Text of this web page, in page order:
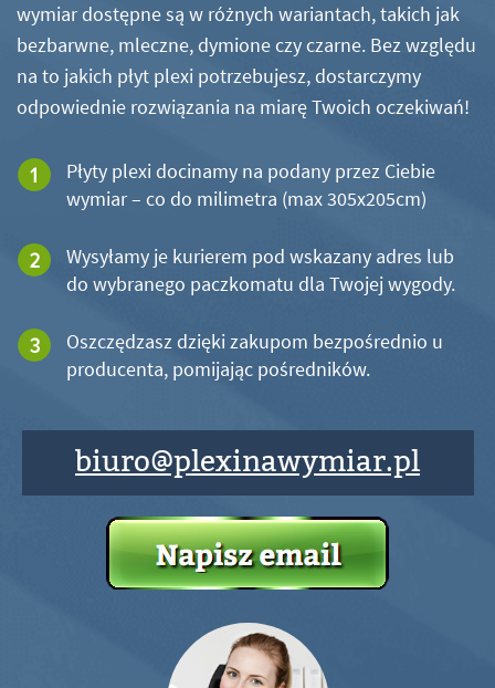
wymiar dostępne są w różnych wariantach, takich jak
bezbarwne, mleczne, dymione czy czarne. Bez względu
na to jakich płyt plexi potrzebujesz, dostarczymy
odpowiednie rozwiązania na miarę Twoich oczekiwań!
Płyty plexi docinamy na podany przez Ciebie
wymiar – co do milimetra (max 305x205cm)
Wysyłamy je kurierem pod wskazany adres lub
do wybranego paczkomatu dla Twojej wygody.
Oszczędzasz dzięki zakupom bezpośrednio u
producenta, pomijając pośredników.
biuro@plexinawymiar.pl